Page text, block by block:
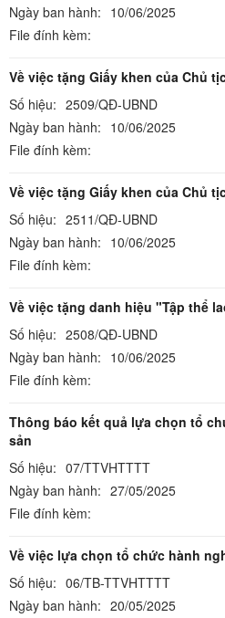
Ngày ban hành: 10/06/2025
File đính kèm:
Về việc tặng Giấy khen của Chủ
Số hiệu: 2509/QĐ-UBND
Ngày ban hành: 10/06/2025
File đính kèm:
Về việc tặng Giấy khen của Chủ
Số hiệu: 2511/QĐ-UBND
Ngày ban hành: 10/06/2025
File đính kèm:
Về việc tặng danh hiệu "Tập thể
Số hiệu: 2508/QĐ-UBND
Ngày ban hành: 10/06/2025
File đính kèm:
Thông báo kết quả lựa chọn tổ
sản
Số hiệu: 07/TTVHTTTT
Ngày ban hành: 27/05/2025
File đính kèm:
Về việc lựa chọn tổ chức hành
Số hiệu: 06/TB-TTVHTTTT
Ngày ban hành: 20/05/2025